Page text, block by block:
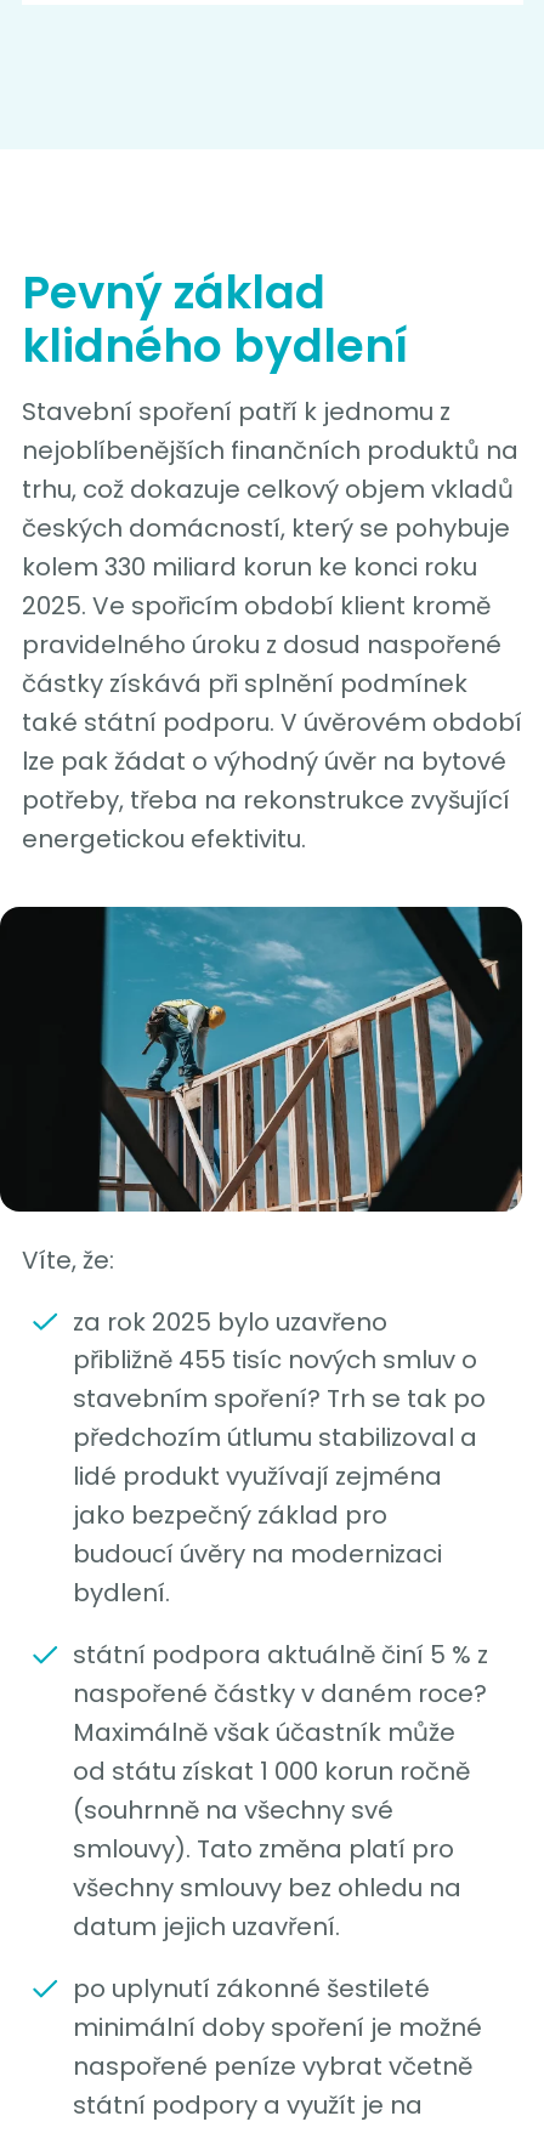
Pevný základ
klidného bydlení
Stavební spoření patří k jednomu z
nejoblíbenějších finančních produktů na
trhu, což dokazuje celkový objem vkladů
českých domácností, který se pohybuje
kolem 330 miliard korun ke konci roku
2025. Ve spořicím období klient kromě
pravidelného úroku z dosud naspořené
částky získává při splnění podmínek
také státní podporu. V úvěrovém období
lze pak žádat o výhodný úvěr na bytové
potřeby, třeba na rekonstrukce zvyšující
energetickou efektivitu.
Víte, že:
za rok 2025 bylo uzavřeno
přibližně 455 tisíc nových smluv o
stavebním spoření? Trh se tak po
předchozím útlumu stabilizoval a
lidé produkt využívají zejména
jako bezpečný základ pro
budoucí úvěry na modernizaci
bydlení.
státní podpora aktuálně činí 5 % z
naspořené částky v daném roce?
Maximálně však účastník může
od státu získat 1 000 korun ročně
(souhrnně na všechny své
smlouvy). Tato změna platí pro
všechny smlouvy bez ohledu na
datum jejich uzavření.
po uplynutí zákonné šestileté
minimální doby spoření je možné
naspořené peníze vybrat včetně
státní podpory a využít je na